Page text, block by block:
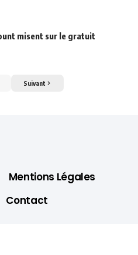
misent sur le gratuit
Suivant
Mentions Légales
Contact